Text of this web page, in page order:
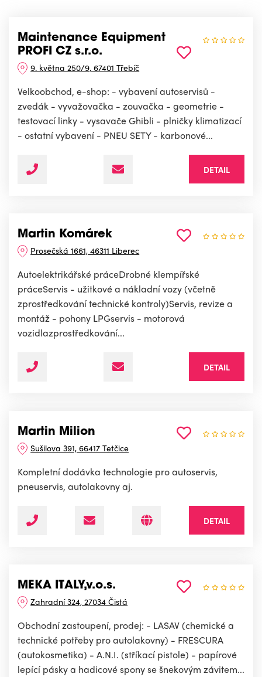
Maintenance Equipment
PROFI CZ s.r.o.
9. května 250/9, 67401 Třebíč
Velkoobchod, e-shop: - vybavení autoservisů -
zvedák - vyvažovačka - zouvačka - geometrie -
testovací linky - vysavače Ghibli - plničky klimatizací
- ostatní vybavení - PNEU SETY - karbonové...
DETAIL
Martin Komárek
Prosečská 1661, 46311 Liberec
Autoelektrikářské práceDrobné klempířské
práceServis - užitkové a nákladní vozy (včetně
zprostředkování technické kontroly)Servis, revize a
montáž - pohony LPGservis - motorová
vozidlazprostředkování...
DETAIL
Martin Milion
Sušilova 391, 66417 Tetčice
Kompletní dodávka technologie pro autoservis,
pneuservis, autolakovny aj.
DETAIL
MEKA ITALY,v.o.s.
Zahradní 324, 27034 Čistá
Obchodní zastoupení, prodej: - LASAV (chemické a
technické potřeby pro autolakovny) - FRESCURA
(autokosmetika) - A.N.I. (stříkací pistole) - papírové
lepící pásky a hadicové spony se šnekovým závitem...